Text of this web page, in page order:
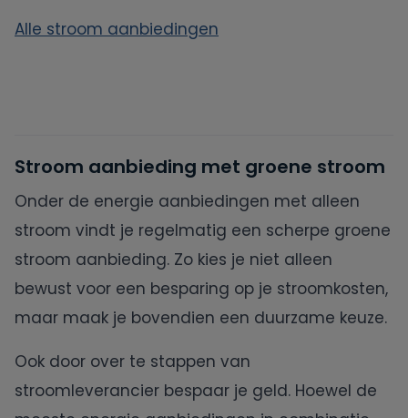
Alle stroom aanbiedingen
Stroom aanbieding met groene stroom
Onder de energie aanbiedingen met alleen
stroom vindt je regelmatig een scherpe groene
stroom aanbieding. Zo kies je niet alleen
bewust voor een besparing op je stroomkosten,
maar maak je bovendien een duurzame keuze.
Ook door over te stappen van
stroomleverancier bespaar je geld. Hoewel de